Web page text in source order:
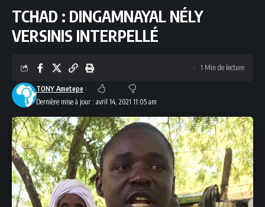
TCHAD : DINGAMNAYAL NÉLY
VERSINIS INTERPELLÉ
Dernière mise à jour : avril 14, 2021 11:05 am
TONY Ametepe
1 Min de lecture